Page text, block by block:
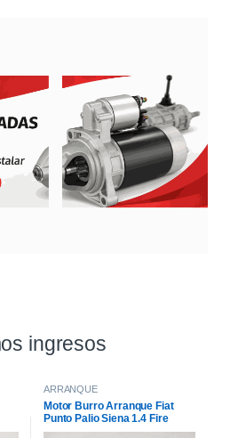
ingresos
ARRANQUE
Motor Burro Arranque Fiat
Punto Palio Siena 1.4 Fire
Original